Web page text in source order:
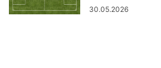
30.05.2026